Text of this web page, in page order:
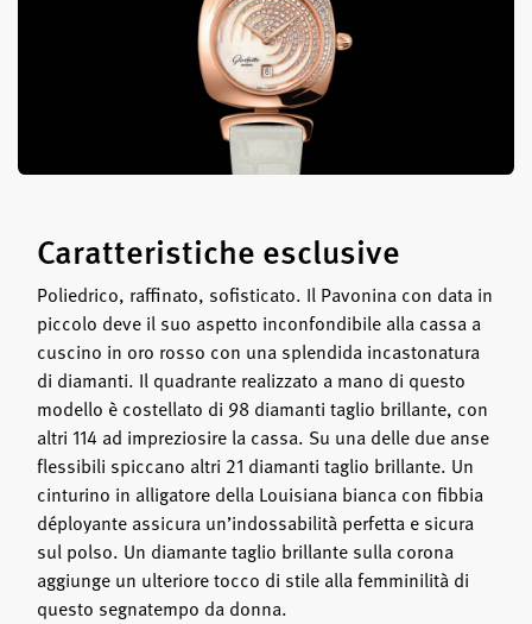
Caratteristiche esclusive
Poliedrico, raffinato, sofisticato. Il Pavonina con data in
piccolo deve il suo aspetto inconfondibile alla cassa a
cuscino in oro rosso con una splendida incastonatura
di diamanti. Il quadrante realizzato a mano di questo
modello è costellato di 98 diamanti taglio brillante, con
altri 114 ad impreziosire la cassa. Su una delle due anse
flessibili spiccano altri 21 diamanti taglio brillante. Un
cinturino in alligatore della Louisiana bianca con fibbia
déployante assicura un’indossabilità perfetta e sicura
sul polso. Un diamante taglio brillante sulla corona
aggiunge un ulteriore tocco di stile alla femminilità di
questo segnatempo da donna.